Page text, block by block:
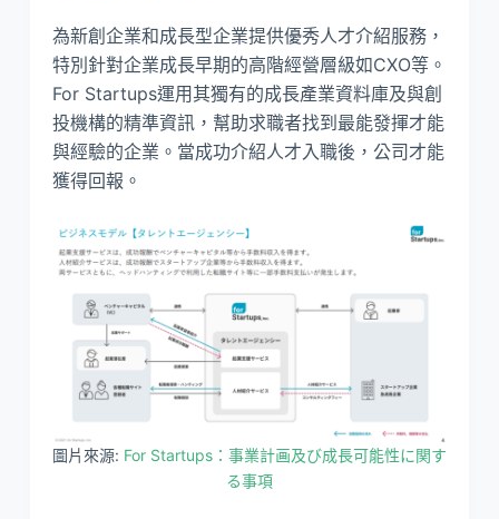
為新創企業和成長型企業提供優秀人才介紹服務，
特別針對企業成長早期的高階經營層級如CXO等。
For Startups運用其獨有的成長產業資料庫及與創
投機構的精準資訊，幫助求職者找到最能發揮才能
與經驗的企業。當成功介紹人才入職後，公司才能
獲得回報。
圖片來源: For Startups：事業計画及び成長可能性に関す
る事項